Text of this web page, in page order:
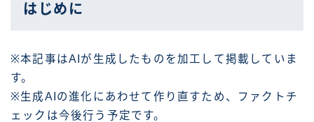
はじめに
※本記事はAIが生成したものを加工して掲載していま
す。
※生成AIの進化にあわせて作り直すため、ファクトチ
ェックは今後行う予定です。